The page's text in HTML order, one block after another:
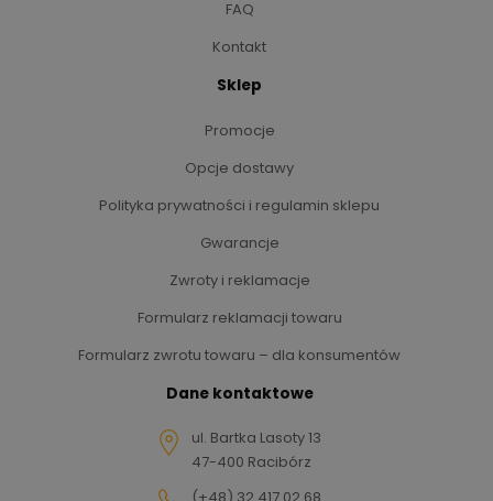
FAQ
Kontakt
Sklep
Promocje
Opcje dostawy
Polityka prywatności i regulamin sklepu
Gwarancje
Zwroty i reklamacje
Formularz reklamacji towaru
Formularz zwrotu towaru – dla konsumentów
Dane kontaktowe
ul. Bartka Lasoty 13
47-400 Racibórz